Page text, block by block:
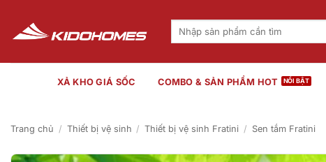
nội
dung
Tìm
XẢ KHO GIÁ SỐC COMBO & SẢN PHẨM HOT
Trang chủ / Thiết bị vệ sinh / Thiết bị vệ sinh Fratini / Sen tắm Fratini